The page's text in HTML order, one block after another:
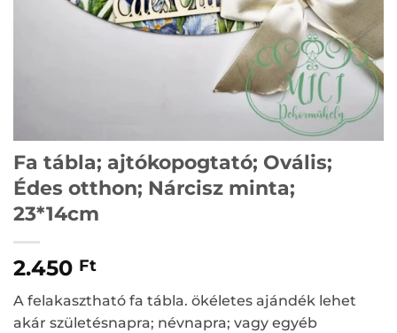
Fa tábla; ajtókopogtató; Ovális;
Édes otthon; Nárcisz minta;
23*14cm
2.450 Ft
A felakasztható fa tábla. ökéletes ajándék lehet
akár születésnapra; névnapra; vagy egyéb